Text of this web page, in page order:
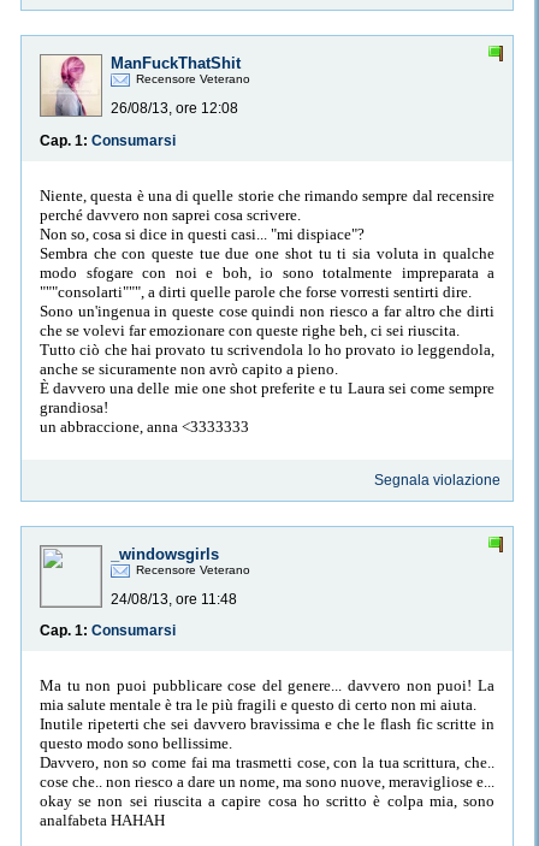
ManFuckThatShit
Recensore Veterano
26/08/13, ore 12:08
Cap. 1: Consumarsi
Niente, questa è una di quelle storie che rimando sempre dal recensire
perché davvero non saprei cosa scrivere.
Non so, cosa si dice in questi casi... "mi dispiace"?
Sembra che con queste tue due one shot tu ti sia voluta in qualche
modo sfogare con noi e boh, io sono totalmente impreparata a
"""consolarti""", a dirti quelle parole che forse vorresti sentirti dire.
Sono un'ingenua in queste cose quindi non riesco a far altro che dirti
che se volevi far emozionare con queste righe beh, ci sei riuscita.
Tutto ciò che hai provato tu scrivendola lo ho provato io leggendola,
anche se sicuramente non avrò capito a pieno.
È davvero una delle mie one shot preferite e tu Laura sei come sempre
grandiosa!
un abbraccione, anna <3333333
Segnala violazione
_windowsgirls
Recensore Veterano
24/08/13, ore 11:48
Cap. 1: Consumarsi
Ma tu non puoi pubblicare cose del genere... davvero non puoi! La
mia salute mentale è tra le più fragili e questo di certo non mi aiuta.
Inutile ripeterti che sei davvero bravissima e che le flash fic scritte in
questo modo sono bellissime.
Davvero, non so come fai ma trasmetti cose, con la tua scrittura, che..
cose che.. non riesco a dare un nome, ma sono nuove, meravigliose e...
okay se non sei riuscita a capire cosa ho scritto è colpa mia, sono
analfabeta HAHAH